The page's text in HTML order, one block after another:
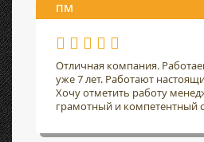
ПМ
Отличная компания.
уже 7 лет. Работают
Хочу отметить работу
грамотный и компетентный